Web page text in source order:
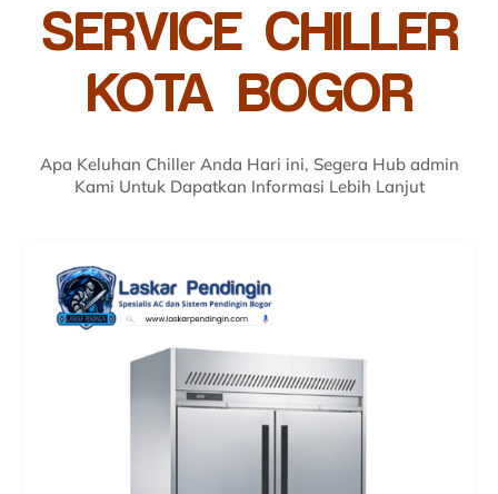
SERVICE CHILLER
KOTA BOGOR
Apa Keluhan Chiller Anda Hari ini, Segera Hub admin
Kami Untuk Dapatkan Informasi Lebih Lanjut